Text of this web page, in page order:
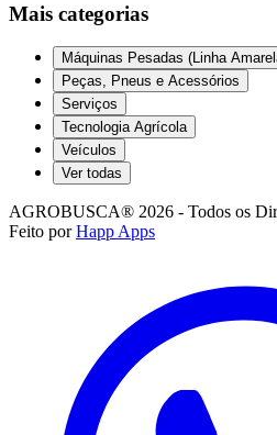
Mais categorias
Máquinas Pesadas (Linha
Peças, Pneus e Acessórios
Serviços
Tecnologia Agrícola
Veículos
Ver todas
AGROBUSCA® 2026 - Todos os
Feito por Happ Apps